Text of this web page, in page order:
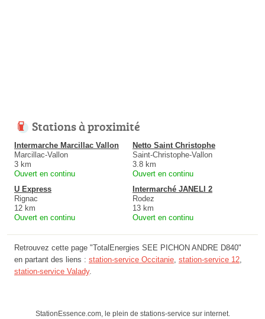
Stations à proximité
Intermarche Marcillac Vallon
Marcillac-Vallon
3 km
Ouvert en continu
Netto Saint Christophe
Saint-Christophe-Vallon
3.8 km
Ouvert en continu
U Express
Rignac
12 km
Ouvert en continu
Intermarché JANELI 2
Rodez
13 km
Ouvert en continu
Retrouvez cette page "TotalEnergies SEE PICHON ANDRE D840"
en partant des liens : station-service Occitanie, station-service 12,
station-service Valady.
StationEssence.com, le plein de stations-service sur internet.